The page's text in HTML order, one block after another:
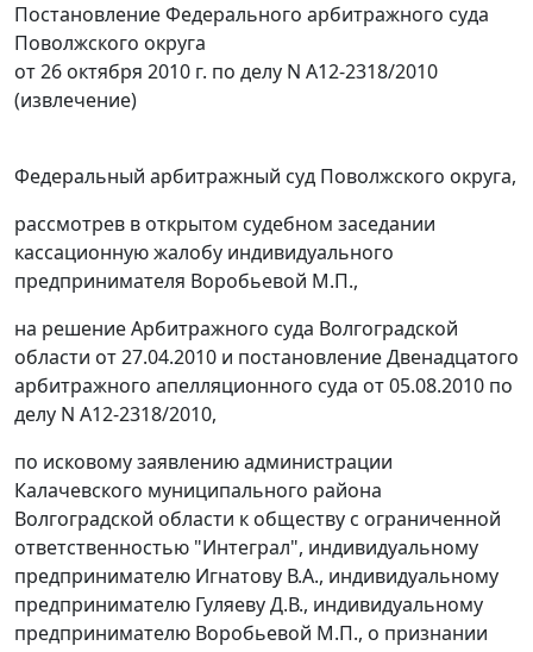
Постановление Федерального арбитражного суда
Поволжского округа
от 26 октября 2010 г. по делу N А12-2318/2010
(извлечение)
Федеральный арбитражный суд Поволжского округа,
рассмотрев в открытом судебном заседании
кассационную жалобу индивидуального
предпринимателя Воробьевой М.П.,
на решение Арбитражного суда Волгоградской
области от 27.04.2010 и постановление Двенадцатого
арбитражного апелляционного суда от 05.08.2010 по
делу N А12-2318/2010,
по исковому заявлению администрации
Калачевского муниципального района
Волгоградской области к обществу с ограниченной
ответственностью "Интеграл", индивидуальному
предпринимателю Игнатову В.А., индивидуальному
предпринимателю Гуляеву Д.В., индивидуальному
предпринимателю Воробьевой М.П., о признании